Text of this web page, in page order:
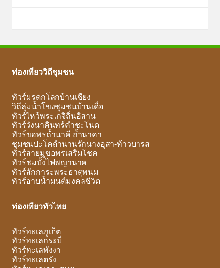
ท่องเที่ยววิถีชุมชน
ทัวร์มรดกโลกบ้านเชียง
วิถีลุ่มน้ำโขงชุมชนบ้านเดื่อ
ทัวร์ไหว้พระเกจิถิ่นอิสาน
ทัวร์วังนาคินทร์คำชะโนด
ทัวร์ขอพรถ้ำนาคี ถ้ำนาคา
ชุมชนปะโคตำนานรักนางอุสา-ท้าวบารส
ทัวร์สายมูขอพรเสริมโชค
ทัวร์ชมบั้งไฟพญานาค
ทัวร์สักการะพระธาตุพนม
ทัวร์อาบน้ำมนต์มงคลชีวิต
ท่องเที่ยวทั่วไทย
ทัวร์ทะเลภูเก็ต
ทัวร์ทะเลกระบี่
ทัวร์ทะเลพังงา
ทัวร์ทะเลตรัง